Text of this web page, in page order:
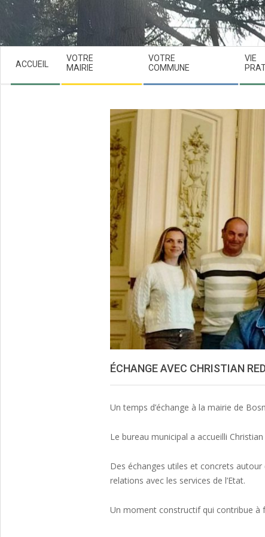
Navigation
Menu
ACCUEIL
VOTRE
MAIRIE
VOTRE
COMMUNE
VIE
ÉCHANGE AVEC CHRISTIAN
Un temps d’échange à la mairie de
Le bureau municipal a accueilli
Des échanges utiles et concrets
relations avec les services de l’Etat.
Un moment constructif qui contribue à